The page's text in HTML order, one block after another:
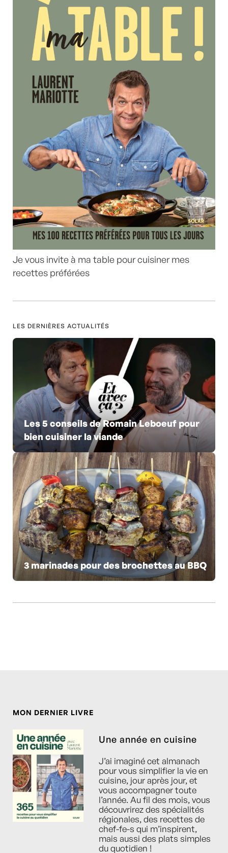
Je vous invite à ma table pour cuisiner mes
recettes préférées
LES DERNIÈRES ACTUALITÉS
Les 5 conseils de Romain Leboeuf pour
bien cuisiner la viande
3 marinades pour des brochettes au BBQ
MON DERNIER LIVRE
Une année en cuisine
J’ai imaginé cet almanach
pour vous simplifier la vie en
cuisine, jour après jour, et
vous accompagner toute
l’année. Au fil des mois, vous
découvrirez des spécialités
régionales, des recettes de
chef-fe-s qui m’inspirent,
mais aussi des plats simples
du quotidien !